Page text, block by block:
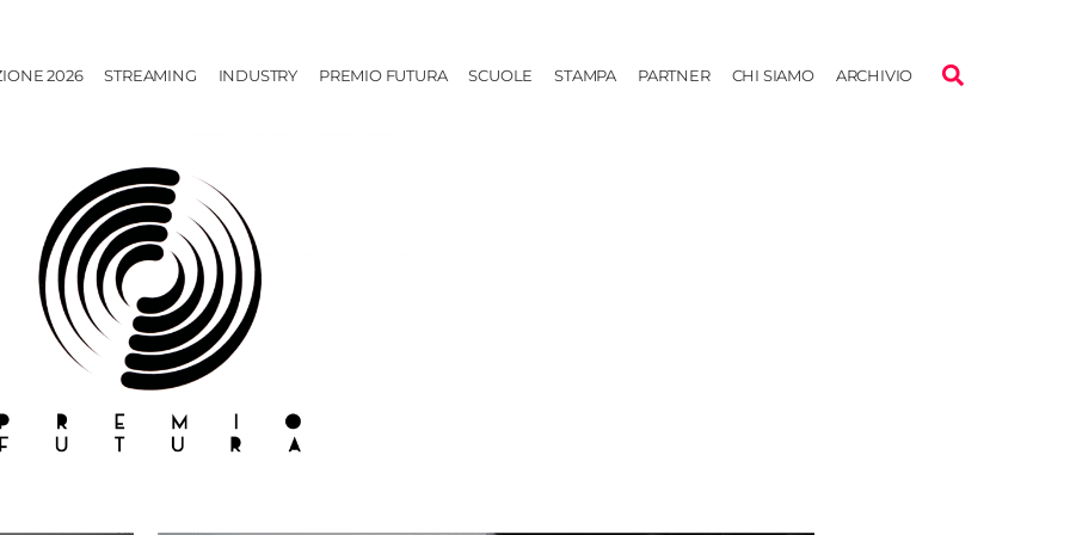
2026 STREAMING INDUSTRY PREMIO FUTURA SCUOLE STAMPA PARTNER CHI SIAMO ARCHIVIO